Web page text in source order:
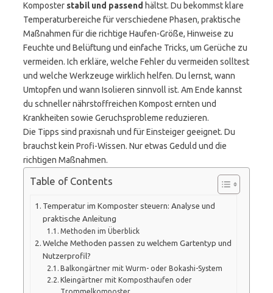
Komposter stabil und passend hältst. Du bekommst klare
Temperaturbereiche für verschiedene Phasen, praktische
Maßnahmen für die richtige Haufen-Größe, Hinweise zu
Feuchte und Belüftung und einfache Tricks, um Gerüche zu
vermeiden. Ich erkläre, welche Fehler du vermeiden solltest
und welche Werkzeuge wirklich helfen. Du lernst, wann
Umtopfen und wann Isolieren sinnvoll ist. Am Ende kannst
du schneller nährstoffreichen Kompost ernten und
Krankheiten sowie Geruchsprobleme reduzieren.
Die Tipps sind praxisnah und für Einsteiger geeignet. Du
brauchst kein Profi-Wissen. Nur etwas Geduld und die
richtigen Maßnahmen.
Table of Contents
Temperatur im Komposter steuern: Analyse und
praktische Anleitung
Methoden im Überblick
Welche Methoden passen zu welchem Gartentyp und
Nutzerprofil?
Balkongärtner mit Wurm- oder Bokashi-System
Kleingärtner mit Komposthaufen oder
Trommelkomposter